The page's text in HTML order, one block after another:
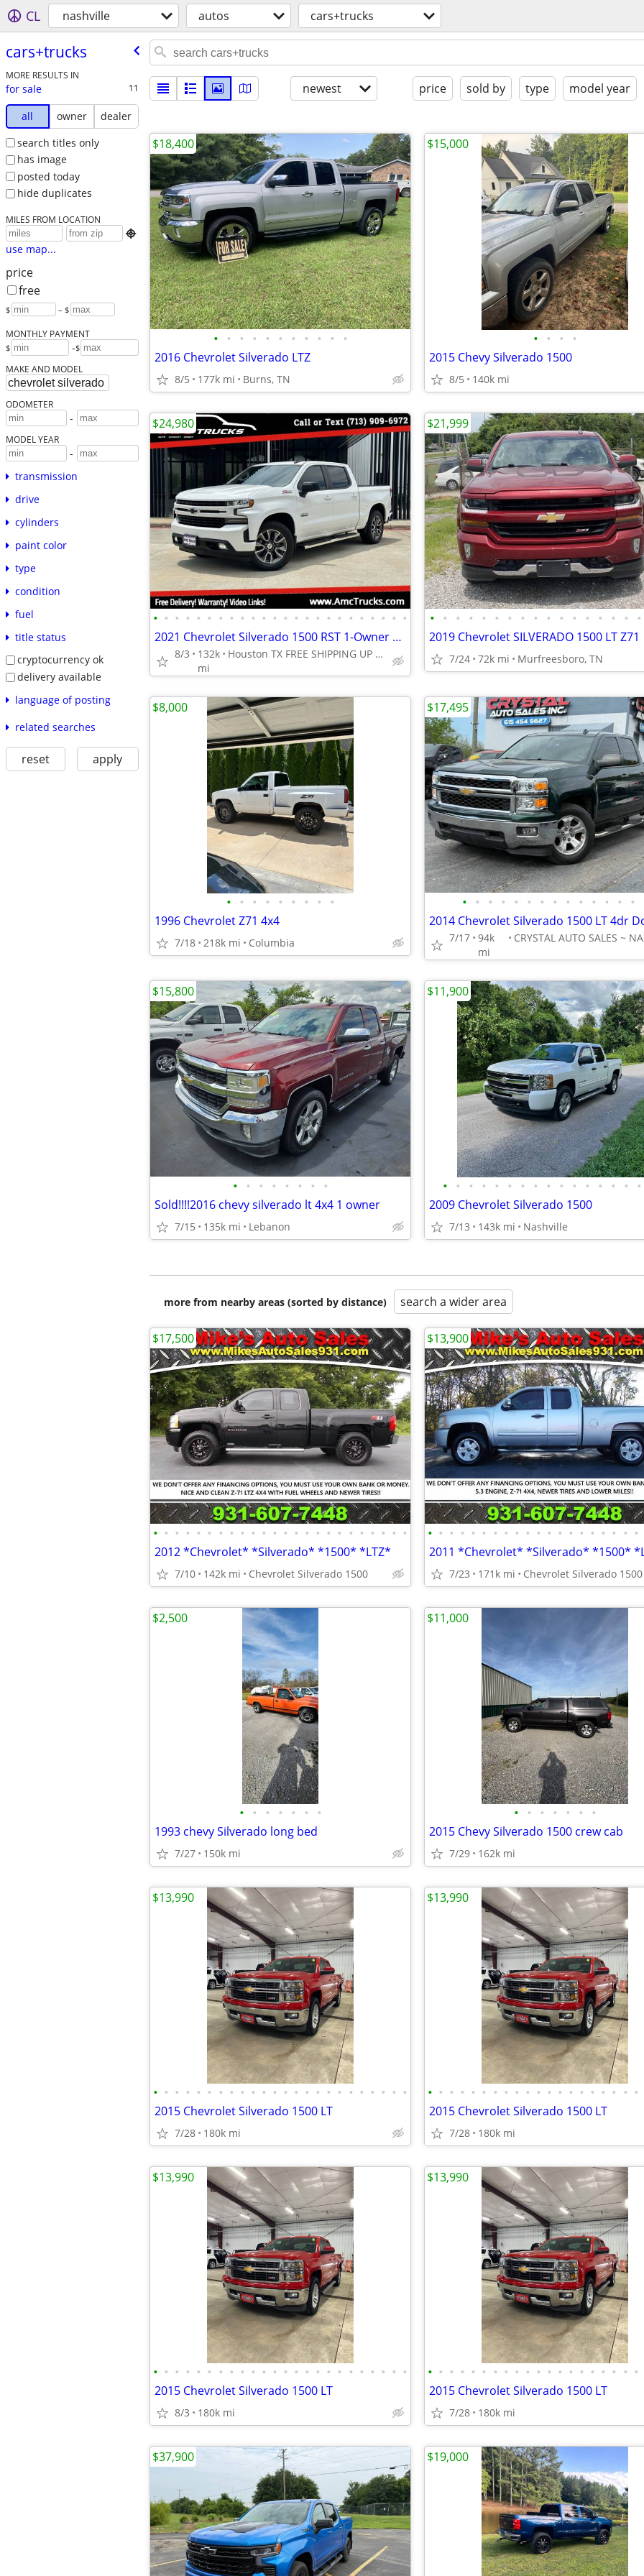
CL nashville autos cars+trucks
cars+trucks
MORE RESULTS IN
for sale 11
all owner
dealer
search titles only
has image
posted today
hide duplicates
MILES FROM LOCATION

use map...
price
free
$ – $
MONTHLY PAYMENT
$ -$
MAKE AND MODEL
ODOMETER
-
MODEL YEAR
-
transmission
drive
cylinders
paint color
type
condition
fuel
title status
cryptocurrency ok
delivery available
language of posting
related searches
reset apply
newest price sold by type model year
• • • • • • • • • • •
2016 Chevrolet Silverado LTZ
8/5 177k mi Burns, TN
$18,400
• • • •
2015 Chevy Silverado 1500
8/5 140k mi
$15,000
• • • • • • • • • • • • • • • • • • • • • • • •
2021 Chevrolet Silverado 1500 RST 1-Owner Crew Cab 5.3L 4WD NO RUST
8/3
132k
mi
Houston TX FREE SHIPPING UP TO 1,000 MI (.90C/MI Add
$24,980
• • • • • • • • • • • • • • • • •
2019 Chevrolet SILVERADO 1500 LT Z71
7/24 72k mi Murfreesboro, TN
$21,999
• • • • • • • • •
1996 Chevrolet Z71 4x4
7/18 218k mi Columbia
$8,000
• • • • • • • • • • • • • •
7/17 94k
mi
$17,495
• • • • • • • •
Sold!!!!2016 chevy silverado lt 4x4 1 owner
7/15 135k mi Lebanon
$15,800
• • • • • • • • • • • • • • • •
2009 Chevrolet Silverado 1500
7/13 143k mi Nashville
$11,900
more from nearby areas (sorted by distance) search a wider area
• • • • • • • • • • • • • • • • • • • • • • • •
2012 *Chevrolet* *Silverado* *1500* *LTZ*
7/10 142k mi Chevrolet Silverado 1500
$17,500
• • • • • • • • • • • • • • • • • • • •
2011 *Chevrolet* *Silverado* *1500*
7/23 171k mi Chevrolet Silverado 1500
$13,900
• • • • • • •
1993 chevy Silverado long bed
7/27 150k mi
$2,500
• • • • • • •
2015 Chevy Silverado 1500 crew cab
7/29 162k mi
$11,000
• • • • • • • • • • • • • • • • • • • • • • • •
2015 Chevrolet Silverado 1500 LT
7/28 180k mi
$13,990
• • • • • • • • • • • • • • • • • • • •
2015 Chevrolet Silverado 1500 LT
7/28 180k mi
$13,990
• • • • • • • • • • • • • • • • • • • • • • • •
2015 Chevrolet Silverado 1500 LT
8/3 180k mi
$13,990
• • • • • • • • • • • • • • • • • • • •
2015 Chevrolet Silverado 1500 LT
7/28 180k mi
$13,990
$37,900 $19,000